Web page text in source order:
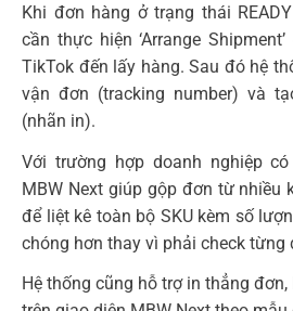
Khi đơn hàng ở trạng thái
cần thực hiện ‘Arrange
TikTok đến lấy hàng. Sau đó hệ
vận đơn (tracking number) và
(nhãn in).
Với trường hợp doanh nghiệp
MBW Next giúp gộp đơn từ nhiều
để liệt kê toàn bộ SKU kèm số
chóng hơn thay vì phải check từng
Hệ thống cũng hỗ trợ in thẳng